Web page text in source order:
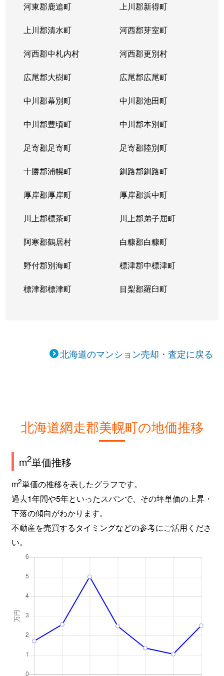
河東郡鹿追町 上川郡新得町
上川郡清水町 河西郡芽室町
河西郡中札内村 河西郡更別村
広尾郡大樹町 広尾郡広尾町
中川郡幕別町 中川郡池田町
中川郡豊頃町 中川郡本別町
足寄郡足寄町 足寄郡陸別町
十勝郡浦幌町 釧路郡釧路町
厚岸郡厚岸町 厚岸郡浜中町
川上郡標茶町 川上郡弟子屈町
阿寒郡鶴居村 白糠郡白糠町
野付郡別海町 標津郡中標津町
標津郡標津町 目梨郡羅臼町
北海道のマンション売却・査定に戻る
北海道網走郡美幌町の地価推移
m2単価推移
m2単価の推移を表したグラフです。
過去1年間や5年といったスパンで、その坪単価の上昇・
下落の傾向がわかります。
不動産を売買するタイミングなどの参考にご活用くださ
い。